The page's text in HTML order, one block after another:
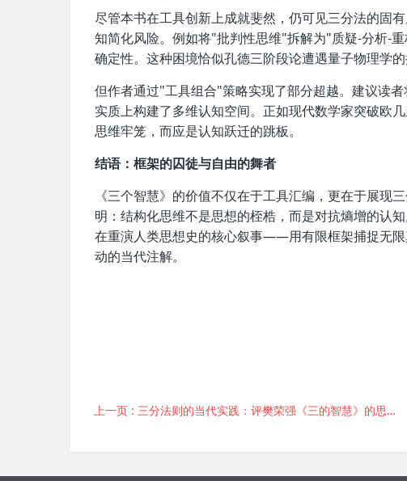
尽管本书在工具创新上成就斐然，仍可见三分法的固
知简化风险。例如将"批判性思维"拆解为"质疑-分析-
确定性。这种困境恰似孔德三阶段论遭遇量子物理学
但作者通过"工具组合"策略实现了部分超越。建议读
实质上构建了多维认知空间。正如现代数学家突破欧
思维牢笼，而应是认知跃迁的跳板。
结语：框架的囚徒与自由的舞者
《三个智慧》的价值不仅在于工具汇编，更在于展现
明：结构化思维不是思想的桎梏，而是对抗熵增的认
在重演人类思想史的核心叙事——用有限框架捕捉无
动的当代注解。
上一页 : 三分法则的当代实践：评樊荣强《三的智慧》的思想史价值